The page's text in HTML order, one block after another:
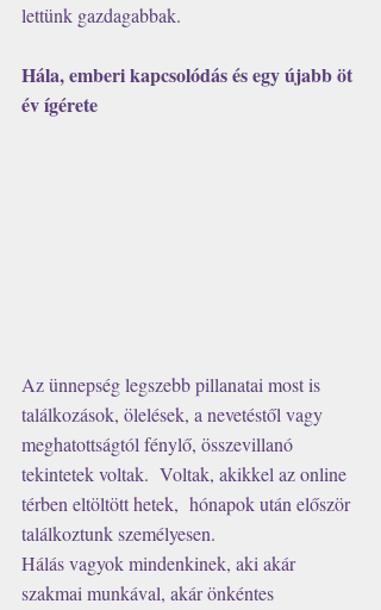
lettünk gazdagabbak.
Hála, emberi kapcsolódás és egy újabb öt
év ígérete
Az ünnepség legszebb pillanatai most is
találkozások, ölelések, a nevetéstől vagy
meghatottságtól fénylő, összevillanó
tekintetek voltak.  Voltak, akikkel az online
térben eltöltött hetek,  hónapok után először
találkoztunk személyesen.
Hálás vagyok mindenkinek, aki akár
szakmai munkával, akár önkéntes